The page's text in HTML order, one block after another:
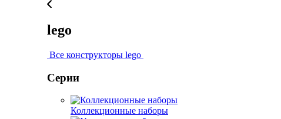
lego
Все конструкторы lego
Серии
Коллекционные наборы